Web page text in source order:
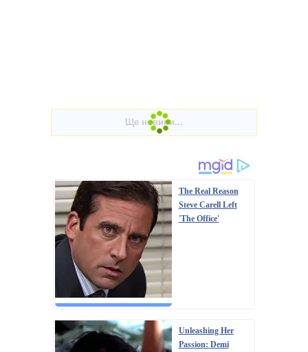
The Real Reason
Steve Carell Left
'The Office'
Unleashing Her
Passion: Demi